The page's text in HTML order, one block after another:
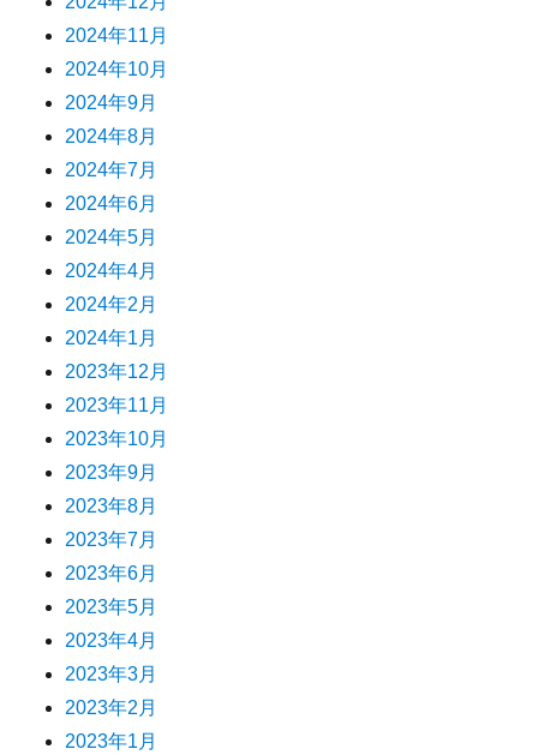
2024年11月
2024年10月
2024年9月
2024年8月
2024年7月
2024年6月
2024年5月
2024年4月
2024年2月
2024年1月
2023年12月
2023年11月
2023年10月
2023年9月
2023年8月
2023年7月
2023年6月
2023年5月
2023年4月
2023年3月
2023年2月
2023年1月